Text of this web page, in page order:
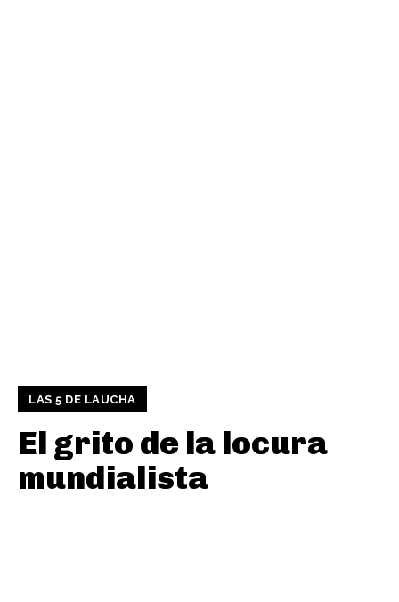
LAS 5 DE LAUCHA
El grito de la locura
mundialista